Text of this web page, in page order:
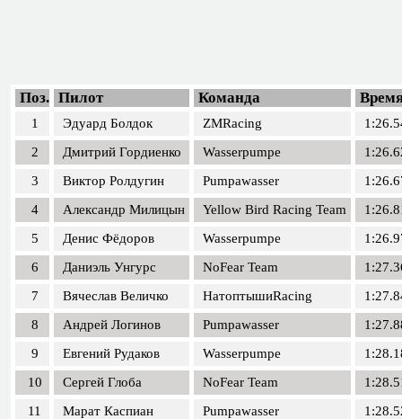
Поз. Пилот Команда
1 Эдуард Болдок ZMRacing
2
Дмитрий Гордиенко Wasserpumpe
3
Виктор Ролдугин Pumpawasser
4
Александр Милицын Yellow Bird Racing Team
5
Денис Фёдоров Wasserpumpe
6
Даниэль Унгурс NoFear Team
7
Вячеслав Величко НатоптышиRacing
8
Андрей Логинов Pumpawasser
9
Евгений Рудаков Wasserpumpe
10
Сергей Глоба NoFear Team
11
Марат Каспиан Pumpawasser